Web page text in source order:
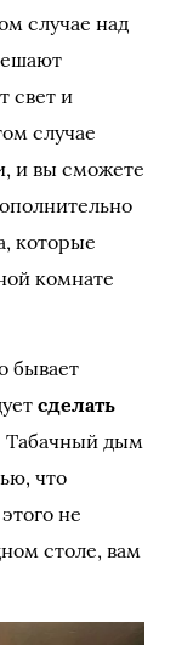
случае над
свет и
случае
и вы сможете
которые
комнате
бывает
сделать
Табачный дым
что
не
столе, вам